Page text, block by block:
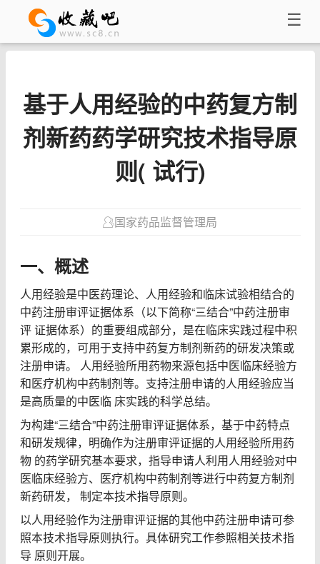
☰
基于人用经验的中药复方制
剂新药药学研究技术指导原
则( 试行)
国家药品监督管理局
一、概述
人用经验是中医药理论、人用经验和临床试验相结合的
中药注册审评证据体系（以下简称“三结合”中药注册审
评 证据体系）的重要组成部分，是在临床实践过程中积
累形成的，可用于支持中药复方制剂新药的研发决策或
注册申请。 人用经验所用药物来源包括中医临床经验方
和医疗机构中药制剂等。支持注册申请的人用经验应当
是高质量的中医临 床实践的科学总结。
为构建“三结合”中药注册审评证据体系，基于中药特点
和研发规律，明确作为注册审评证据的人用经验所用药
物 的药学研究基本要求，指导申请人利用人用经验对中
医临床经验方、医疗机构中药制剂等进行中药复方制剂
新药研发， 制定本技术指导原则。
以人用经验作为注册审评证据的其他中药注册申请可参
照本技术指导原则执行。具体研究工作参照相关技术指
导 原则开展。